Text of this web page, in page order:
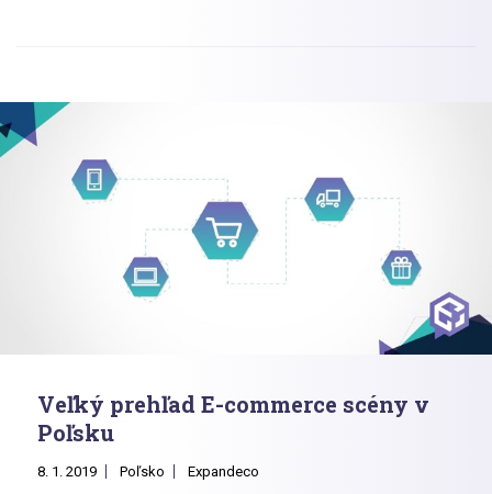
Veľký prehľad E-commerce scény v
Poľsku
8. 1. 2019 Poľsko Expandeco